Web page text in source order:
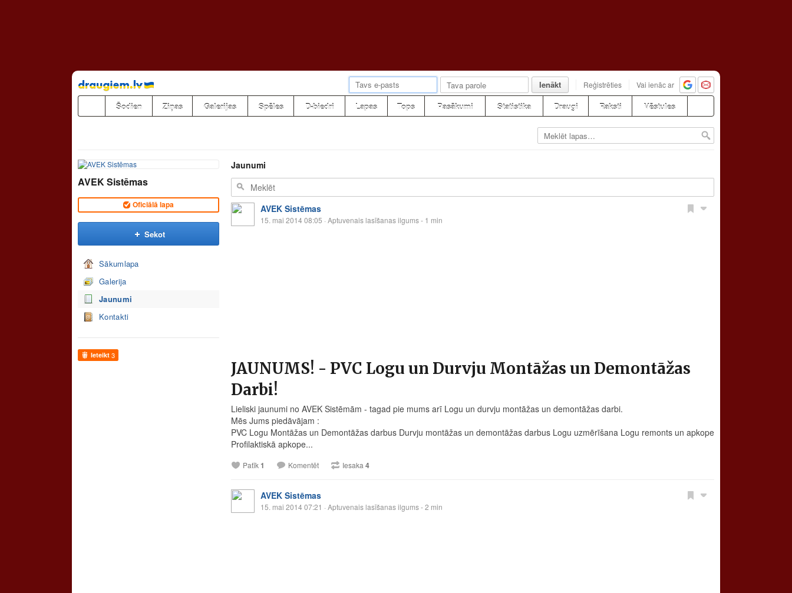
Pāriet
uz
saturu
Ienākt Reģistrēties Vai ienāc ar
Šodien Ziņas Galerijas Spēles D-biedri Lapas Tops Pasākumi Statistika Draugi Raksti Vēstules
AVEK Sistēmas
Oficiālā lapa
Sekot
Sākumlapa
Galerija
Jaunumi
Kontakti
Ieteikt 3
Jaunumi
AVEK Sistēmas
15. mai 2014 08:05 · Aptuvenais lasīšanas ilgums - 1 min
JAUNUMS! - PVC Logu un Durvju Montāžas un Demontāžas
Darbi!
Lieliski jaunumi no AVEK Sistēmām - tagad pie mums arī Logu un durvju montāžas un demontāžas darbi.
Mēs Jums piedāvājam :
PVC Logu Montāžas un Demontāžas darbus Durvju montāžas un demontāžas darbus Logu uzmērīšana Logu remonts un apkope
Profilaktiskā apkope...
Patīk1 Komentēt Iesaka 4
AVEK Sistēmas
15. mai 2014 07:21 · Aptuvenais lasīšanas ilgums - 2 min